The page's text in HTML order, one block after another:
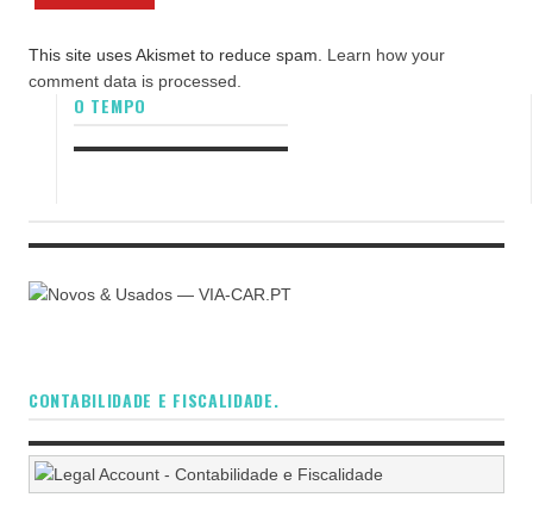
This site uses Akismet to reduce spam. Learn how your
comment data is processed.
O TEMPO
CONTABILIDADE E FISCALIDADE.